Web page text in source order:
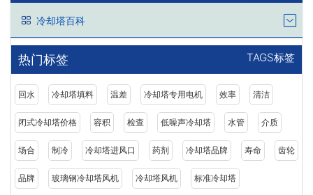
冷却塔百科
热门标签 TAGS标签
回水 冷却塔填料 温差 冷却塔专用电机 效率 清洁
闭式冷却塔价格 容积 检查 低噪声冷却塔 水管 介质
场合 制冷 冷却塔进风口 药剂 冷却塔品牌 寿命 齿轮
品牌 玻璃钢冷却塔风机 冷却塔风机 标准冷却塔